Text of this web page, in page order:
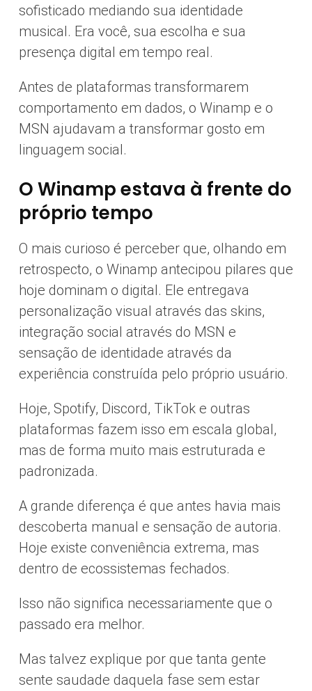
sofisticado mediando sua identidade
musical. Era você, sua escolha e sua
presença digital em tempo real.
Antes de plataformas transformarem
comportamento em dados, o Winamp e o
MSN ajudavam a transformar gosto em
linguagem social.
O Winamp estava à frente do
próprio tempo
O mais curioso é perceber que, olhando em
retrospecto, o Winamp antecipou pilares que
hoje dominam o digital. Ele entregava
personalização visual através das skins,
integração social através do MSN e
sensação de identidade através da
experiência construída pelo próprio usuário.
Hoje, Spotify, Discord, TikTok e outras
plataformas fazem isso em escala global,
mas de forma muito mais estruturada e
padronizada.
A grande diferença é que antes havia mais
descoberta manual e sensação de autoria.
Hoje existe conveniência extrema, mas
dentro de ecossistemas fechados.
Isso não significa necessariamente que o
passado era melhor.
Mas talvez explique por que tanta gente
sente saudade daquela fase sem estar